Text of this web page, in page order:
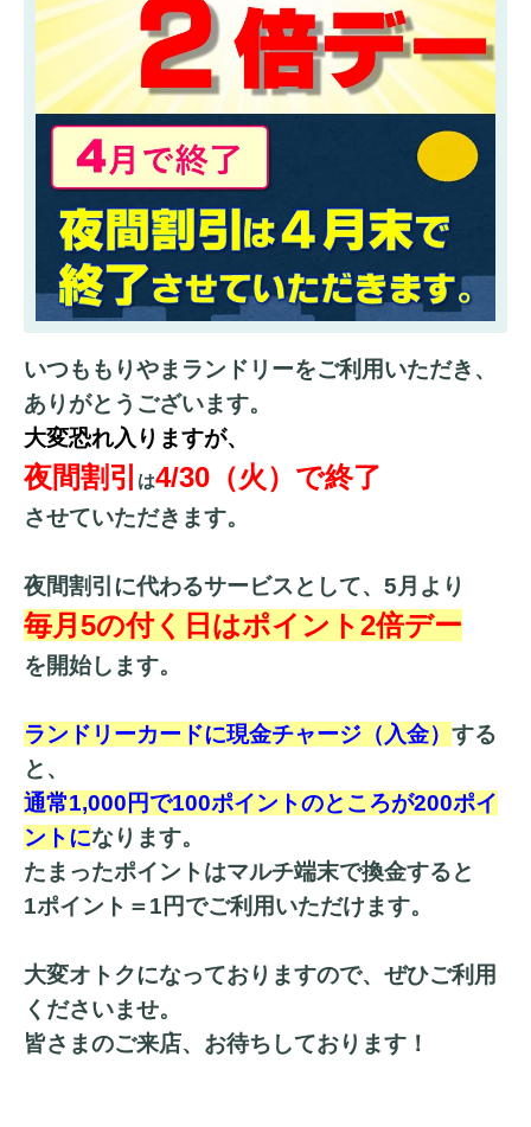
いつももりやまランドリーをご利用いただき、
ありがとうございます。
大変恐れ入りますが、
夜間割引 は4/30（火）で終了
させていただきます。
夜間割引に代わるサービスとして、5月より
毎月5の付く日はポイント2倍デー
を開始します。
ランドリーカードに現金チャージ（入金） する
と、
通常1,000円で100ポイントのところが200ポイ
ントになります。
たまったポイントはマルチ端末で換金すると
1ポイント＝1円でご利用いただけます。
大変オトクになっておりますので、ぜひご利用
くださいませ。
皆さまのご来店、お待ちしております！